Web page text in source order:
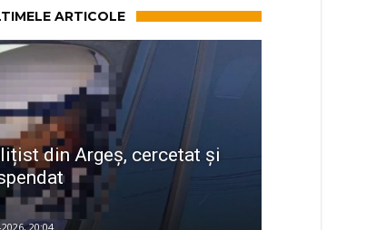
ARTICOLE
din Argeș, cercetat și
20:04